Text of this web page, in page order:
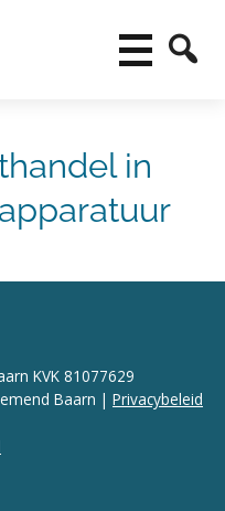
in
KVK 81077629
Baarn | Privacybeleid